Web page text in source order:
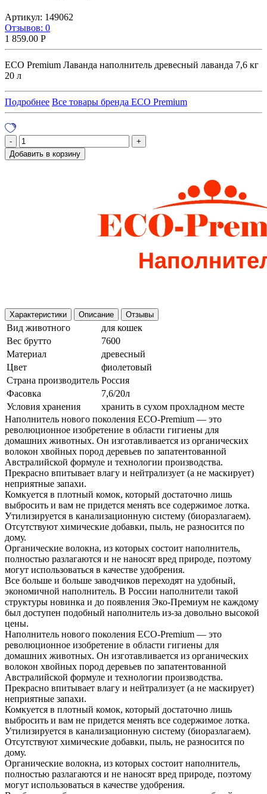
Артикул: 149062
Отзывов: 0
1 859.00 Р
ECO Premium Лаванда наполнитель древесный лаванда 7,6 кг
20 л
Подробнее Все товары бренда ECO Premium
Добавить в корзину
Характеристики Описание Отзывы
Вид животного
для кошек
Вес брутто
7600
Материал
древесный
Цвет
фиолетовый
Страна производитель Россия
Фасовка
7,6/20л
Условия хранения
хранить в сухом прохладном месте
Наполнитель нового поколения ECO-Premium — это
революционное изобретение в области гигиены для
домашних животных. Он изготавливается из органических
волокон хвойных пород деревьев по запатентованной
Австралийской формуле и технологии производства.
Прекрасно впитывает влагу и нейтрализует (а не маскирует)
неприятные запахи.
Комкуется в плотный комок, который достаточно лишь
выбросить и вам не придется менять все содержимое лотка.
Утилизируется в канализационную систему (биоразлагаем).
Отсутствуют химические добавки, пыль, не разносится по
дому.
Органические волокна, из которых состоит наполнитель,
полностью разлагаются и не наносят вред природе, поэтому
могут использоваться в качестве удобрения.
Все больше и больше заводчиков переходят на удобный,
экономичной наполнитель. В России наполнители такой
структуры новинка и до появления Эко-Премиум не каждому
был доступен подобный наполнитель из-за довольно высокой
цены.
Наполнитель нового поколения ECO-Premium — это
революционное изобретение в области гигиены для
домашних животных. Он изготавливается из органических
волокон хвойных пород деревьев по запатентованной
Австралийской формуле и технологии производства.
Прекрасно впитывает влагу и нейтрализует (а не маскирует)
неприятные запахи.
Комкуется в плотный комок, который достаточно лишь
выбросить и вам не придется менять все содержимое лотка.
Утилизируется в канализационную систему (биоразлагаем).
Отсутствуют химические добавки, пыль, не разносится по
дому.
Органические волокна, из которых состоит наполнитель,
полностью разлагаются и не наносят вред природе, поэтому
могут использоваться в качестве удобрения.